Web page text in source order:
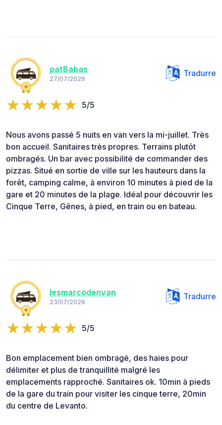
patBabas
27/07/2026
Tradurre
5/5
Nous avons passé 5 nuits en van vers la mi-juillet. Très
bon accueil. Sanitaires très propres. Terrains plutôt
ombragés. Un bar avec possibilité de commander des
pizzas. Situé en sortie de ville sur les hauteurs dans la
forêt, camping calme, à environ 10 minutes à pied de la
gare et 20 minutes de la plage. Idéal pour découvrir les
Cinque Terre, Gênes, à pied, en train ou en bateau.
lesmarcodenvan
23/07/2026
Tradurre
5/5
Bon emplacement bien ombragé, des haies pour
délimiter et plus de tranquillité malgré les
emplacements rapproché. Sanitaires ok. 10min à pieds
de la gare du train pour visiter les cinque terre, 20min
du centre de Levanto.